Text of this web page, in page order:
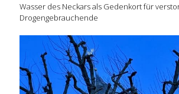
Wasser des Neckars als Gedenkort für
Drogengebrauchende